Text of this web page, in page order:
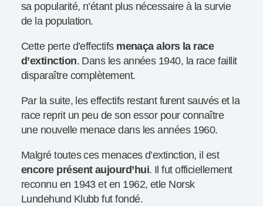
sa popularité, n’étant plus nécessaire à la survie
de la population.
Cette perte d’effectifs menaça alors la race
d’extinction. Dans les années 1940, la race faillit
disparaître complètement.
Par la suite, les effectifs restant furent sauvés et la
race reprit un peu de son essor pour connaître
une nouvelle menace dans les années 1960.
Malgré toutes ces menaces d’extinction, il est
encore présent aujourd’hui. Il fut officiellement
reconnu en 1943 et en 1962, etle Norsk
Lundehund Klubb fut fondé.